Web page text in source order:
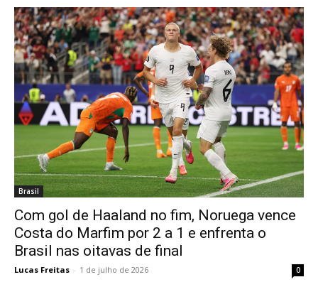
Brasil
Com gol de Haaland no fim, Noruega vence
Costa do Marfim por 2 a 1 e enfrenta o
Brasil nas oitavas de final
Lucas Freitas - 1 de julho de 2026 0